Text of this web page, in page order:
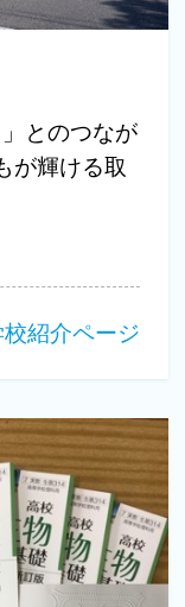
とのつなが
が輝ける取
校紹介ページ